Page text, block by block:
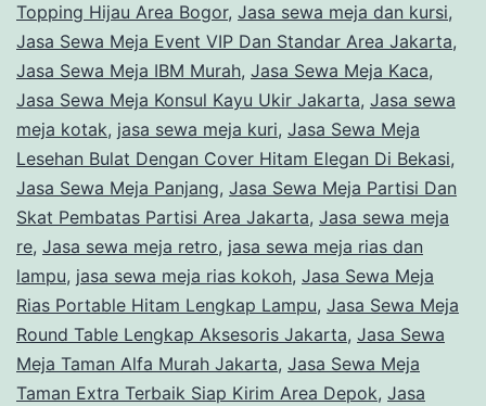
Topping Hijau Area Bogor, Jasa sewa meja dan kursi,
Jasa Sewa Meja Event VIP Dan Standar Area Jakarta,
Jasa Sewa Meja IBM Murah, Jasa Sewa Meja Kaca,
Jasa Sewa Meja Konsul Kayu Ukir Jakarta, Jasa sewa
meja kotak, jasa sewa meja kuri, Jasa Sewa Meja
Lesehan Bulat Dengan Cover Hitam Elegan Di Bekasi,
Jasa Sewa Meja Panjang, Jasa Sewa Meja Partisi Dan
Skat Pembatas Partisi Area Jakarta, Jasa sewa meja
re, Jasa sewa meja retro, jasa sewa meja rias dan
lampu, jasa sewa meja rias kokoh, Jasa Sewa Meja
Rias Portable Hitam Lengkap Lampu, Jasa Sewa Meja
Round Table Lengkap Aksesoris Jakarta, Jasa Sewa
Meja Taman Alfa Murah Jakarta, Jasa Sewa Meja
Taman Extra Terbaik Siap Kirim Area Depok, Jasa